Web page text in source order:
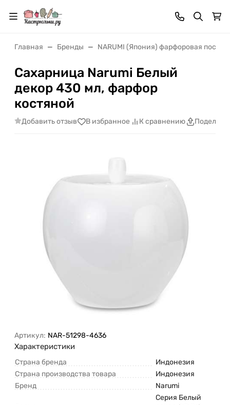
Главная Бренды NARUMI (Япония) фарфоровая посуда
Сахарница Narumi Белый
декор 430 мл, фарфор
костяной
Добавить отзыв В избранное К сравнению
Артикул: NAR-51298-4636
Характеристики
Страна бренда
Индонезия
Страна производства товара
Индонезия
Бренд
Narumi
Серия Белый